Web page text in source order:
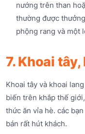
nướng trên than
thường được
phộng rang và một
7. Khoai
Khoai tây và khoai
biến trên khắp thế
thức ăn vỉa hè. các
bán rất hút khách.